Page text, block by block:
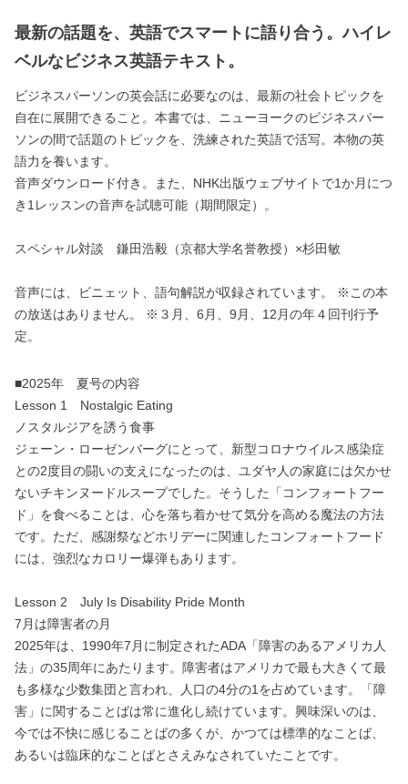
最新の話題を、英語でスマートに語り合う。ハイレ
ベルなビジネス英語テキスト。
ビジネスパーソンの英会話に必要なのは、最新の社会トピックを
自在に展開できること。本書では、ニューヨークのビジネスパー
ソンの間で話題のトピックを、洗練された英語で活写。本物の英
語力を養います。
音声ダウンロード付き。また、NHK出版ウェブサイトで1か月につ
き1レッスンの音声を試聴可能（期間限定）。
スペシャル対談 鎌田浩毅（京都大学名誉教授）×杉田敏
音声には、ビニェット、語句解説が収録されています。 ※この本
の放送はありません。 ※３月、6月、9月、12月の年４回刊行予
定。
■2025年 夏号の内容
Lesson 1 Nostalgic Eating
ノスタルジアを誘う食事
ジェーン・ローゼンバーグにとって、新型コロナウイルス感染症
との2度目の闘いの支えになったのは、ユダヤ人の家庭には欠かせ
ないチキンヌードルスープでした。そうした「コンフォートフー
ド」を食べることは、心を落ち着かせて気分を高める魔法の方法
です。ただ、感謝祭などホリデーに関連したコンフォートフード
には、強烈なカロリー爆弾もあります。
Lesson 2 July Is Disability Pride Month
7月は障害者の月
2025年は、1990年7月に制定されたADA「障害のあるアメリカ人
法」の35周年にあたります。障害者はアメリカで最も大きくて最
も多様な少数集団と言われ、人口の4分の1を占めています。「障
害」に関することばは常に進化し続けています。興味深いのは、
今では不快に感じることばの多くが、かつては標準的なことば、
あるいは臨床的なことばとさえみなされていたことです。